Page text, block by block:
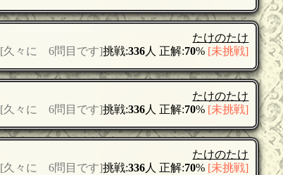
たけのたけ
挑戦:336人 正解:70% [未挑戦]
[久々に 6問目です]
たけのたけ
挑戦:336人 正解:70% [未挑戦]
[久々に 6問目です]
たけのたけ
挑戦:336人 正解:70% [未挑戦]
[久々に 6問目です]